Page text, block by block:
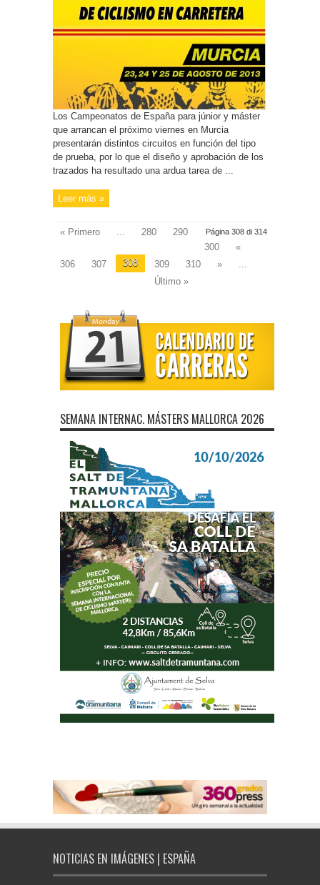
Los Campeonatos de España para júnior y máster
que arrancan el próximo viernes en Murcia
presentarán distintos circuitos en función del tipo
de prueba, por lo que el diseño y aprobación de los
trazados ha resultado una ardua tarea de ...
Leer más »
Página 308 di 314
« Primero ... 280
290
300
«
306
307 308 309 310 »
...
Último »
SEMANA INTERNAC. MÁSTERS MALLORCA 2026
NOTICIAS EN IMÁGENES | ESPAÑA